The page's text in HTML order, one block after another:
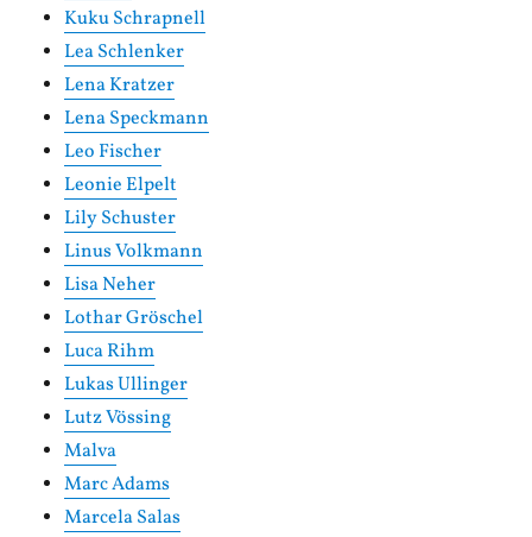
Kuku Schrapnell
Lea Schlenker
Lena Kratzer
Lena Speckmann
Leo Fischer
Leonie Elpelt
Lily Schuster
Linus Volkmann
Lisa Neher
Lothar Gröschel
Luca Rihm
Lukas Ullinger
Lutz Vössing
Malva
Marc Adams
Marcela Salas